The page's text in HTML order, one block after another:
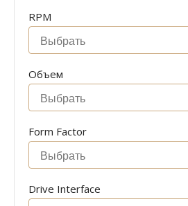
RPM
Объем
Form Factor
Drive Interface